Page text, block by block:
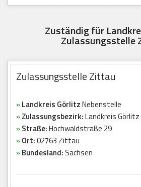
Zuständig für
Zulassungsstelle
Zulassungsstelle Zittau
»Landkreis GörlitzNebenstelle
»Zulassungsbezirk:Landkreis Görlitz
»Straße:Hochwaldstraße 29
»Ort:02763 Zittau
»Bundesland: Sachsen